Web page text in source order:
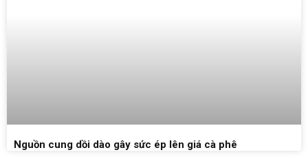
Nguồn cung dồi dào gây sức ép lên giá cà phê